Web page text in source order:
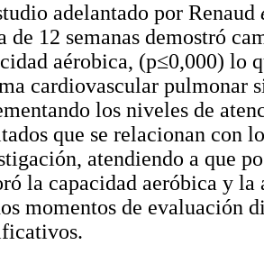
adelantado por Renaud
de 12 semanas demostró
aérobica, (p≤0,000) lo
cardiovascular pulmonar
los niveles de
que se relacionan con
atendiendo a que
la capacidad aeróbica y
momentos de evaluación